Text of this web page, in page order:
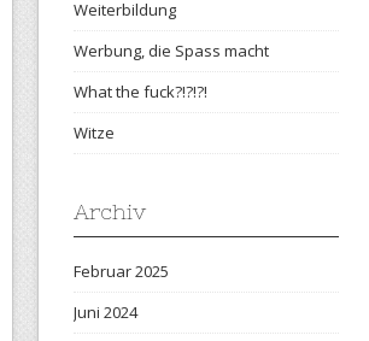
Weiterbildung
Werbung, die Spass macht
What the fuck?!?!?!
Witze
Archiv
Februar 2025
Juni 2024